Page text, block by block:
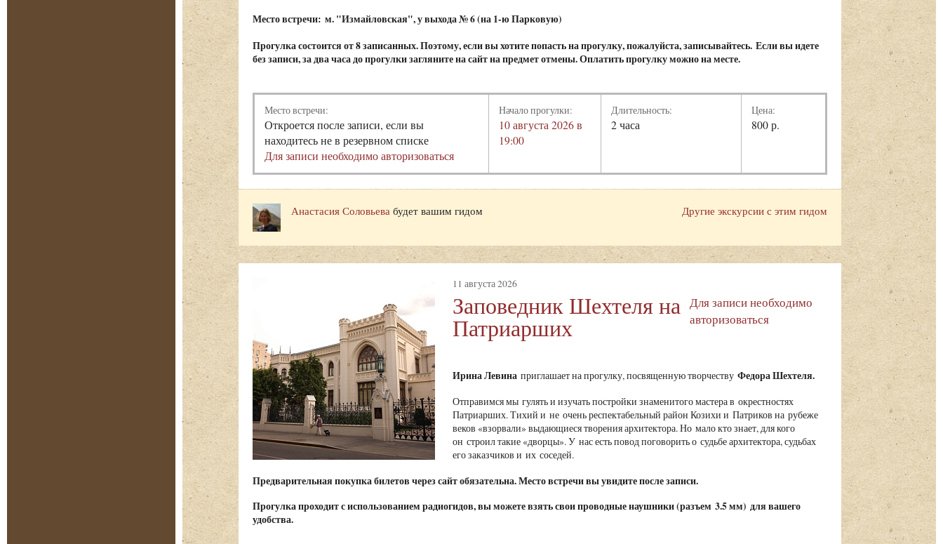
Место встречи: м. "Измайловская", у выхода № 6 (на 1-ю Парковую)
Прогулка состоится от 8 записанных. Поэтому, если вы хотите попасть на прогулку, пожалуйста, записывайтесь. Если вы идете
без записи, за два часа до прогулки загляните на сайт на предмет отмены. Оплатить прогулку можно на месте.
Место встречи:
Откроется после записи, если вы
находитесь не в резервном списке
Для записи необходимо авторизоваться
Начало прогулки:
10 августа 2026 в
19:00
Длительность:
2 часа
Цена:
800 р.
Другие экскурсии с этим гидом
Анастасия Соловьева будет вашим гидом
11 августа 2026
Заповедник Шехтеля на
Патриарших
Для записи необходимо
авторизоваться
Ирина Левина приглашает на прогулку, посвященную творчеству Федора Шехтеля.
Отправимся мы гулять и изучать постройки знаменитого мастера в окрестностях
Патриарших. Тихий и не очень респектабельный район Козихи и Патриков на рубеже
веков «взорвали» выдающиеся творения архитектора. Но мало кто знает, для кого
он строил такие «дворцы». У нас есть повод поговорить о судьбе архитектора, судьбах
его заказчиков и их соседей.
Предварительная покупка билетов через сайт обязательна. Место встречи вы увидите после записи.
Прогулка проходит с использованием радиогидов, вы можете взять свои проводные наушники (разъем 3.5 мм) для вашего
удобства.